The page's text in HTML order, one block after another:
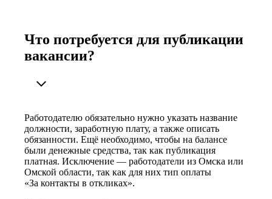
Что потребуется для публикации
вакансии?
Работодателю обязательно нужно указать название
должности, заработную плату, а также описать
обязанности. Ещё необходимо, чтобы на балансе
были денежные средства, так как публикация
платная. Исключение — работодатели из Омска или
Омской области, так как для них тип оплаты
«За контакты в откликах».